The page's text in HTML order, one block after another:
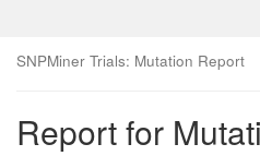
SNPMiner Trials: Mutation Report
Report for